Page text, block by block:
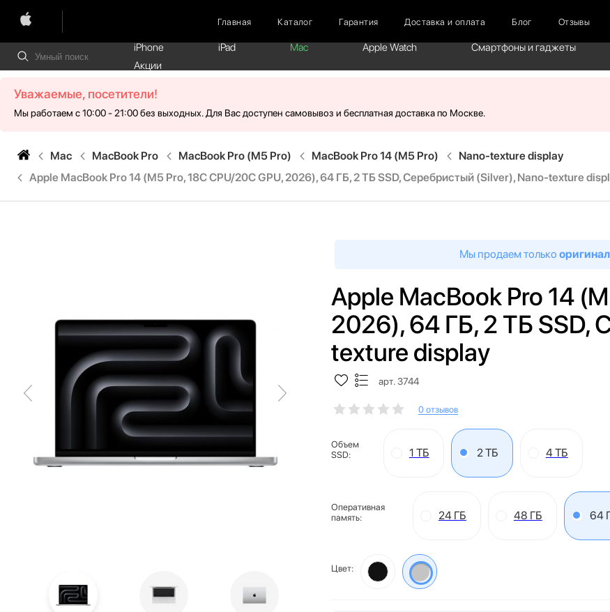
Главная Каталог Гарантия Доставка и оплата Блог Отзывы
iPhone iPad Mac Apple Watch Смартфоны и гаджеты
Акции
Уважаемые, посетители!
Мы работаем с 10:00 - 21:00 без выходных. Для Вас доступен самовывоз и бесплатная доставка по Москве.
Mac MacBook Pro MacBook Pro (M5 Pro) MacBook Pro 14 (M5 Pro)
Nano-texture display
Apple MacBook Pro 14 (M5 Pro, 18C CPU/20C GPU, 2026), 64 ГБ, 2 ТБ SSD, Серебристый (Silver), Nano-texture
Мы продаем только
Apple MacBook Pro 14
2026), 64 ГБ, 2 ТБ SSD,
texture display
арт. 3744
0 отзывов
Объем
SSD:
1 ТБ 2 ТБ 4 ТБ
Оперативная
память:
24 ГБ 48 ГБ 64
Цвет: